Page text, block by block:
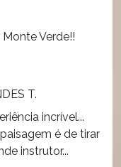
Verde!!
T.
incrível...
é de tirar
instrutor...